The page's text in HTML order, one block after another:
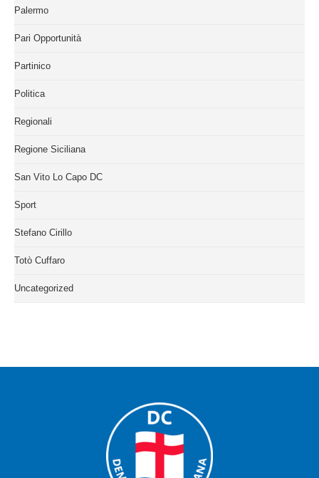
Palermo
Pari Opportunità
Partinico
Politica
Regionali
Regione Siciliana
San Vito Lo Capo DC
Sport
Stefano Cirillo
Totò Cuffaro
Uncategorized